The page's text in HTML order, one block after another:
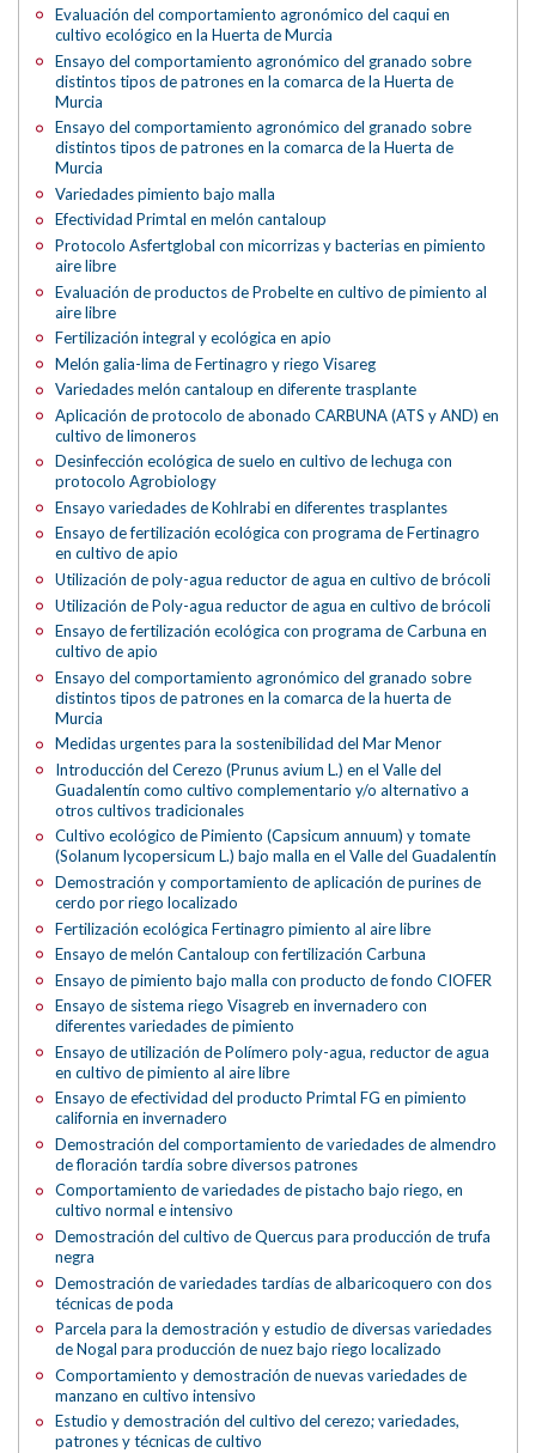
Evaluación del comportamiento agronómico del caqui en
cultivo ecológico en la Huerta de Murcia
Ensayo del comportamiento agronómico del granado sobre
distintos tipos de patrones en la comarca de la Huerta de
Murcia
Ensayo del comportamiento agronómico del granado sobre
distintos tipos de patrones en la comarca de la Huerta de
Murcia
Variedades pimiento bajo malla
Efectividad Primtal en melón cantaloup
Protocolo Asfertglobal con micorrizas y bacterias en pimiento
aire libre
Evaluación de productos de Probelte en cultivo de pimiento al
aire libre
Fertilización integral y ecológica en apio
Melón galia-lima de Fertinagro y riego Visareg
Variedades melón cantaloup en diferente trasplante
Aplicación de protocolo de abonado CARBUNA (ATS y AND) en
cultivo de limoneros
Desinfección ecológica de suelo en cultivo de lechuga con
protocolo Agrobiology
Ensayo variedades de Kohlrabi en diferentes trasplantes
Ensayo de fertilización ecológica con programa de Fertinagro
en cultivo de apio
Utilización de poly-agua reductor de agua en cultivo de brócoli
Utilización de Poly-agua reductor de agua en cultivo de brócoli
Ensayo de fertilización ecológica con programa de Carbuna en
cultivo de apio
Ensayo del comportamiento agronómico del granado sobre
distintos tipos de patrones en la comarca de la huerta de
Murcia
Medidas urgentes para la sostenibilidad del Mar Menor
Introducción del Cerezo (Prunus avium L.) en el Valle del
Guadalentín como cultivo complementario y/o alternativo a
otros cultivos tradicionales
Cultivo ecológico de Pimiento (Capsicum annuum) y tomate
(Solanum lycopersicum L.) bajo malla en el Valle del Guadalentín
Demostración y comportamiento de aplicación de purines de
cerdo por riego localizado
Fertilización ecológica Fertinagro pimiento al aire libre
Ensayo de melón Cantaloup con fertilización Carbuna
Ensayo de pimiento bajo malla con producto de fondo CIOFER
Ensayo de sistema riego Visagreb en invernadero con
diferentes variedades de pimiento
Ensayo de utilización de Polímero poly-agua, reductor de agua
en cultivo de pimiento al aire libre
Ensayo de efectividad del producto Primtal FG en pimiento
california en invernadero
Demostración del comportamiento de variedades de almendro
de floración tardía sobre diversos patrones
Comportamiento de variedades de pistacho bajo riego, en
cultivo normal e intensivo
Demostración del cultivo de Quercus para producción de trufa
negra
Demostración de variedades tardías de albaricoquero con dos
técnicas de poda
Parcela para la demostración y estudio de diversas variedades
de Nogal para producción de nuez bajo riego localizado
Comportamiento y demostración de nuevas variedades de
manzano en cultivo intensivo
Estudio y demostración del cultivo del cerezo; variedades,
patrones y técnicas de cultivo